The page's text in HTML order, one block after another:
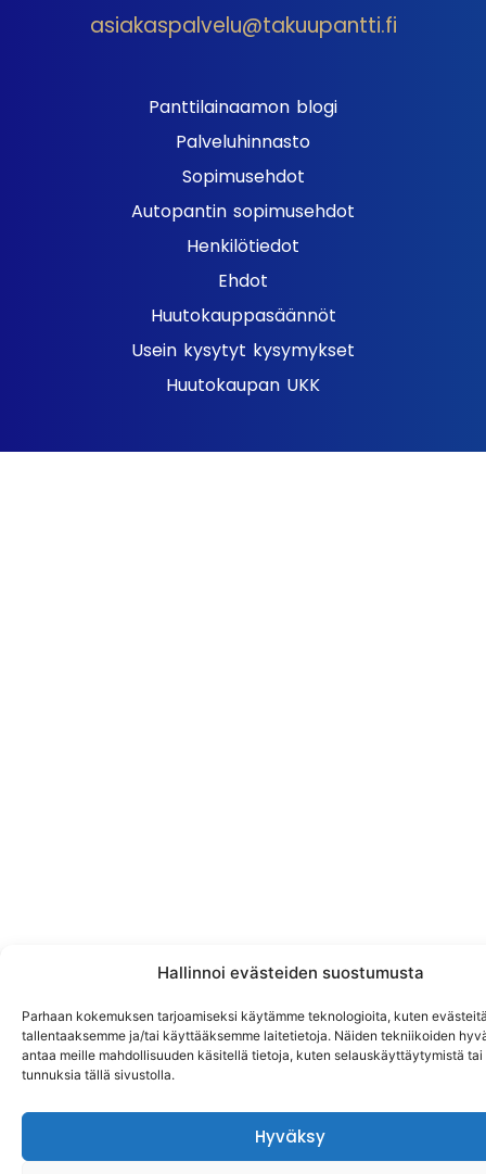
Hallinnoi evästeiden suostumusta
Parhaan kokemuksen tarjoamiseksi käytämme teknologioita, kuten
tallentaaksemme ja/tai käyttääksemme laitetietoja. Näiden tekniikoiden
antaa meille mahdollisuuden käsitellä tietoja, kuten selauskäyttäytymistä
tunnuksia tällä sivustolla.
Hyväksy
asiakaspalvelu@takuupantti.fi
Panttilainaamon blogi
Palveluhinnasto
Sopimusehdot
Autopantin sopimusehdot
Henkilötiedot
Ehdot
Huutokauppasäännöt
Usein kysytyt kysymykset
Huutokaupan UKK